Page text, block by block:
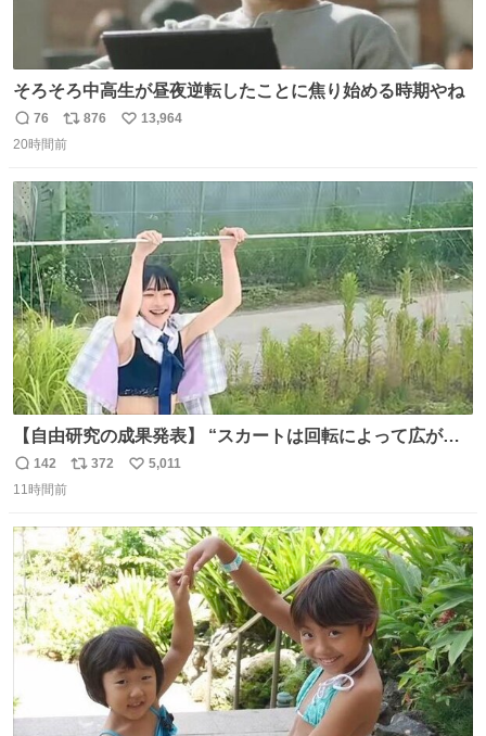
そろそろ中高生が昼夜逆転したことに焦り始める時期やね
返
信
76
リ
ポ
ト
数
876
い
13,964
20時間前
【自由研究の成果発表】 “スカートは回転によって広がる
が、岡澤恋によって270°までなら広がらずに回転が可能な
ことが証明された！”
返
信
142
リ
ト
数
372
い
数
5,011
11時間前